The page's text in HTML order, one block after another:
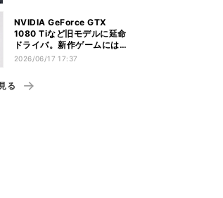
NVIDIA GeForce GTX
1080 Tiなど旧モデルに延命
ドライバ。新作ゲームには非
対応
2026/06/17 17:37
る